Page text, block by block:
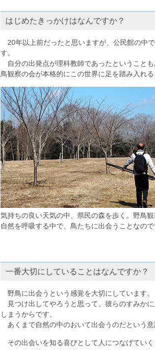
はじめたきっかけはなんですか？
20年以上前だったと思いますが、公民館の中
す。
自分の出発点が理科教師であったということ
鳥観察の会が本格的にこの世界に足を踏み入れ
気持ちの良い天気の中、県民の森を歩く。野鳥
自然を呼吸する中で、鳥たちに出会うことなので
一番大切にしていることはなんですか？
野鳥に出会うという感覚を大切にしています。
見つけ出してやろうと思って、彼らのすみか
しまうからです。
あくまで自然の中のおいて出会うのだという意
その出会いを知る喜びとして人につなげてい